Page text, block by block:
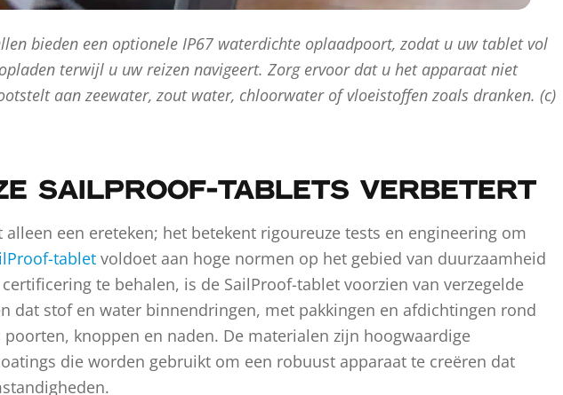
bieden een optionele IP67 waterdichte oplaadpoort, zodat u uw tablet vol
terwijl u uw reizen navigeert. Zorg ervoor dat u het apparaat niet
aan zeewater, zout water, chloorwater of vloeistoffen zoals dranken. (c)
SAILPROOF-TABLETS VERBETERT
een ereteken; het betekent rigoureuze tests en engineering om
tablet voldoet aan hoge normen op het gebied van duurzaamheid
te behalen, is de SailProof-tablet voorzien van verzegelde
dat stof en water binnendringen, met pakkingen en afdichtingen rond
knoppen en naden. De materialen zijn hoogwaardige
die worden gebruikt om een robuust apparaat te creëren dat